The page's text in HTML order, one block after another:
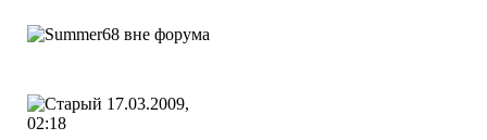
17.03.2009,
02:18